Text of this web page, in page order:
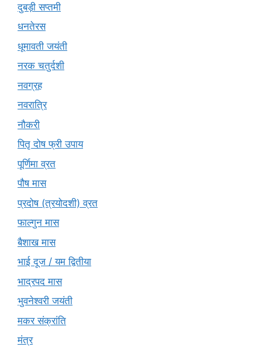
दुबड़ी सप्तमी
धनतेरस
धूमावती जयंती
नरक चतुर्दशी
नवग्रह
नवरात्रि
नौकरी
पितृ दोष फ्री उपाय
पूर्णिमा व्रत
पौष मास
प्रदोष (त्रयोदशी) व्रत
फाल्गुन मास
बैशाख मास
भाई दूज / यम द्वितीया
भाद्रपद मास
भुवनेश्वरी जयंती
मकर संक्रांति
मंत्र